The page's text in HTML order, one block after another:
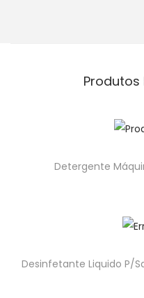
Produtos
Detergente
Desinfetante Liquido P/